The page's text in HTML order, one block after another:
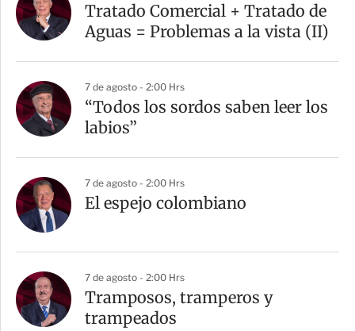
Tratado Comercial + Tratado de
Aguas = Problemas a la vista (II)
7 de agosto - 2:00 Hrs
“Todos los sordos saben leer los
labios”
7 de agosto - 2:00 Hrs
El espejo colombiano
7 de agosto - 2:00 Hrs
Tramposos, tramperos y
trampeados